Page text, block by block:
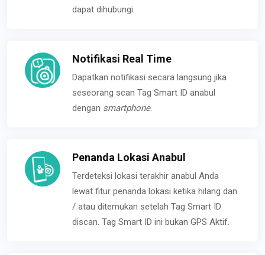
dapat dihubungi.
Notifikasi Real Time
Dapatkan notifikasi secara langsung jika
seseorang scan Tag Smart ID anabul
dengan smartphone.
Penanda Lokasi Anabul
Terdeteksi lokasi terakhir anabul Anda
lewat fitur penanda lokasi ketika hilang dan
/ atau ditemukan setelah Tag Smart ID
discan. Tag Smart ID ini bukan GPS Aktif.